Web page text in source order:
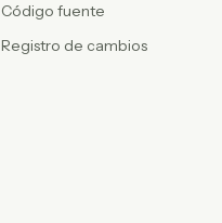
Código fuente
Registro de cambios